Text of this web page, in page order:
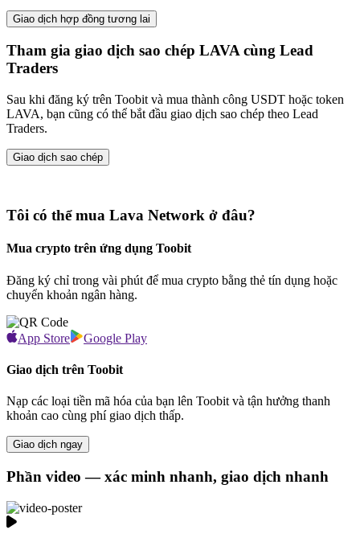
Giao dịch hợp đồng tương lai
Tham gia giao dịch sao chép LAVA cùng Lead
Traders
Sau khi đăng ký trên Toobit và mua thành công USDT hoặc token
LAVA, bạn cũng có thể bắt đầu giao dịch sao chép theo Lead
Traders.
Giao dịch sao chép
Tôi có thể mua Lava Network ở đâu?
Mua crypto trên ứng dụng Toobit
Đăng ký chỉ trong vài phút để mua crypto bằng thẻ tín dụng hoặc
chuyển khoản ngân hàng.
App Store Google Play
Giao dịch trên Toobit
Nạp các loại tiền mã hóa của bạn lên Toobit và tận hưởng thanh
khoản cao cùng phí giao dịch thấp.
Giao dịch ngay
Phần video — xác minh nhanh, giao dịch nhanh